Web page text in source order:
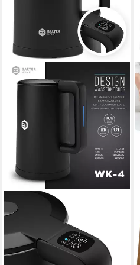
BALTER
Wasserkocher Wasserkocher
WK-04-Touch-BL, 1.7 l, 1800
W, Temperatureinstellung,
Doppelwanddesign,